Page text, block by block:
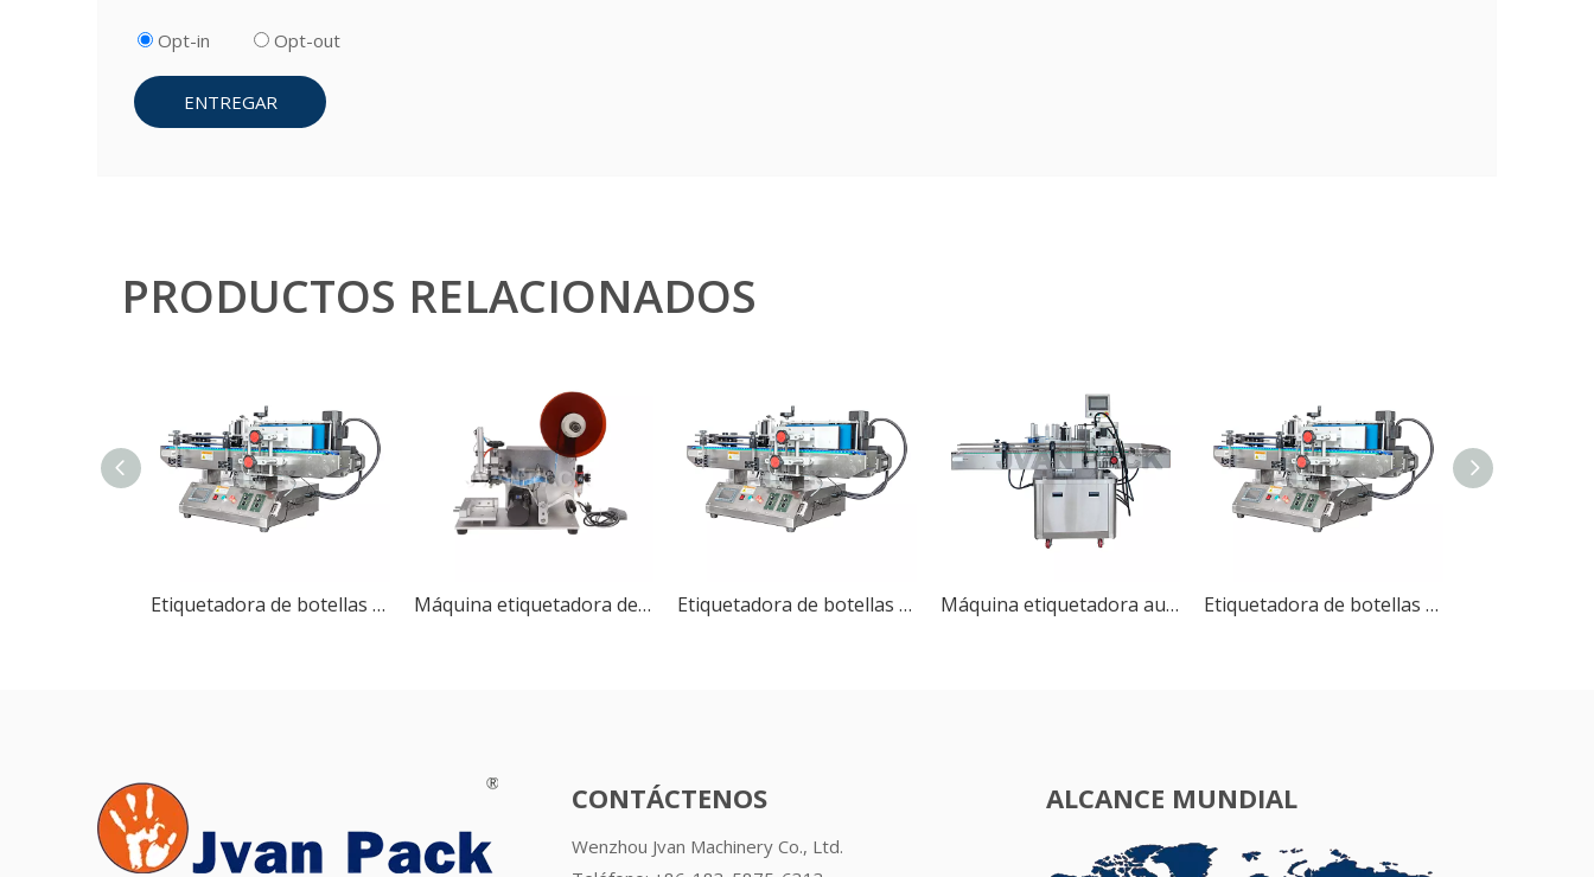
Opt-in Opt-out
ENTREGAR
PRODUCTOS RELACIONADOS
Etiquetadora de botellas redondas de escritorio semiautomática MT-100 Máquina etiquetadora de botellas de plástico planas semiautomática MT-60 (superficie plana) Etiquetadora de botellas redondas de escritorio semiautomática MT-100 Máquina etiquetadora automática de posicionamiento de botellas redondas MT-200C Etiquetadora de botellas redondas de escritorio semiautomática MT-100
CONTÁCTENOS
Wenzhou Jvan Machinery Co., Ltd.
ALCANCE MUNDIAL